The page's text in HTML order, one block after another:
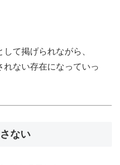
て掲げられながら、
ない存在になっていっ
ない